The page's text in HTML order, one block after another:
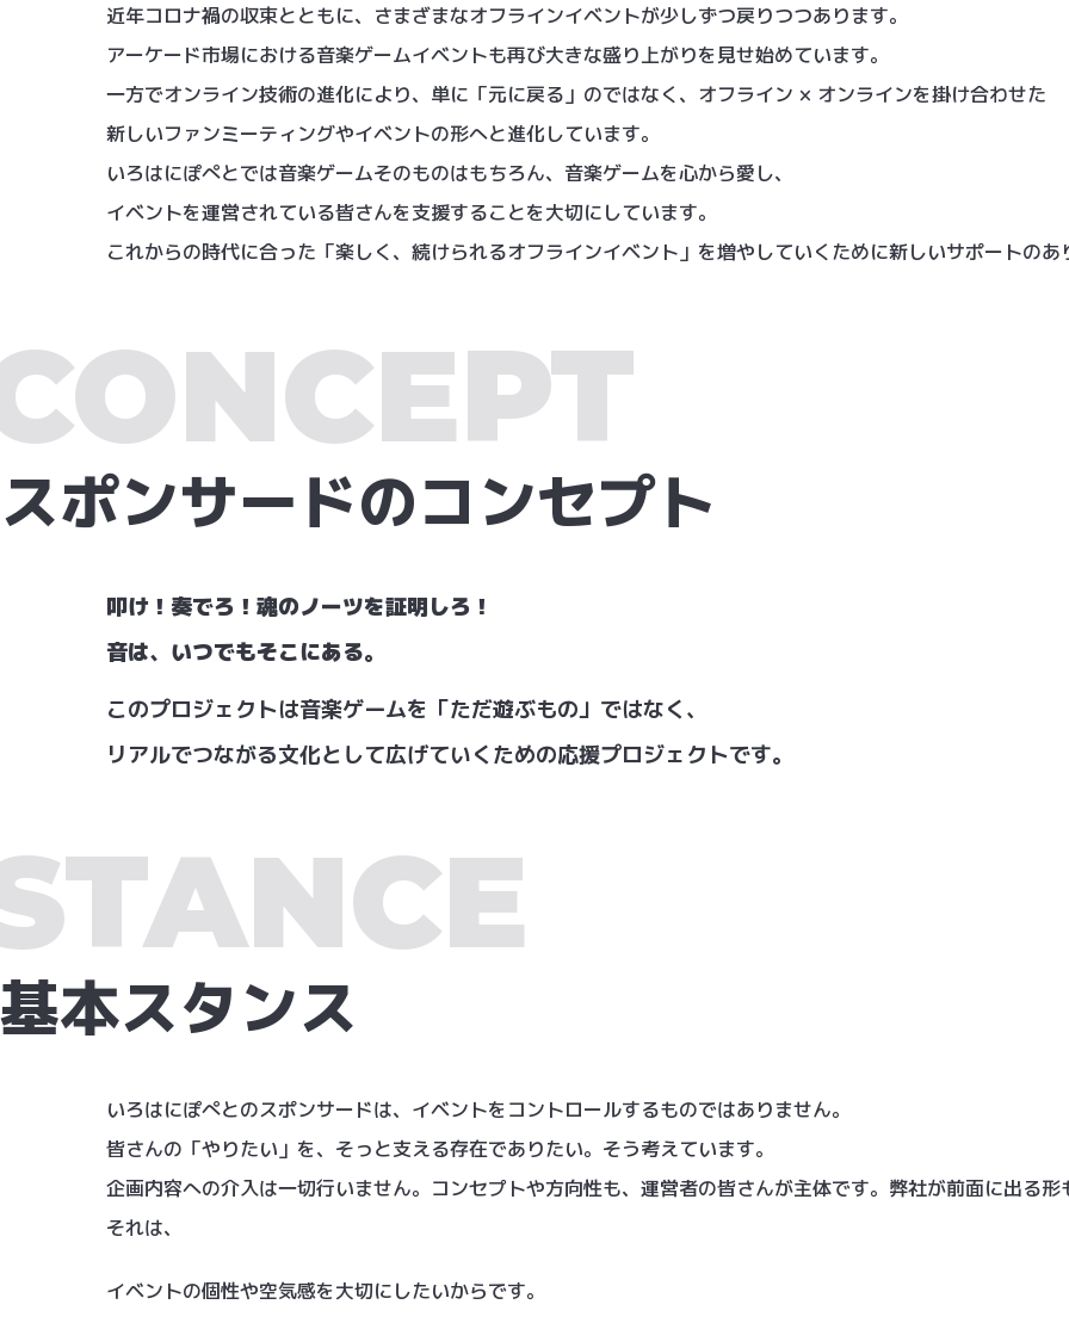
近年コロナ禍の収束とともに、さまざまなオフラインイベントが少しずつ戻りつつあります。
アーケード市場における音楽ゲームイベントも再び大きな盛り上がりを見せ始めています。
一方でオンライン技術の進化により、単に「元に戻る」のではなく、オフライン × オンラインを掛け合わせた
新しいファンミーティングやイベントの形へと進化しています。
いろはにぽぺとでは音楽ゲームそのものはもちろん、音楽ゲームを心から愛し、
イベントを運営されている皆さんを支援することを大切にしています。
これからの時代に合った「楽しく、続けられるオフラインイベント」を増やしていくために新しいサポートのあ
スポンサードのコンセプト
叩け！奏でろ！魂のノーツを証明しろ！
音は、いつでもそこにある。
このプロジェクトは音楽ゲームを「ただ遊ぶもの」ではなく、
リアルでつながる文化として広げていくための応援プロジェクトです。
基本スタンス
いろはにぽぺとのスポンサードは、イベントをコントロールするものではありません。
皆さんの「やりたい」を、そっと支える存在でありたい。そう考えています。
企画内容への介入は一切行いません。コンセプトや方向性も、運営者の皆さんが主体です。弊社が前面に出る形
それは、
イベントの個性や空気感を大切にしたいからです。